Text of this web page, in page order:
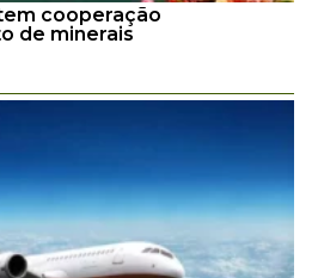
cooperação
de minerais